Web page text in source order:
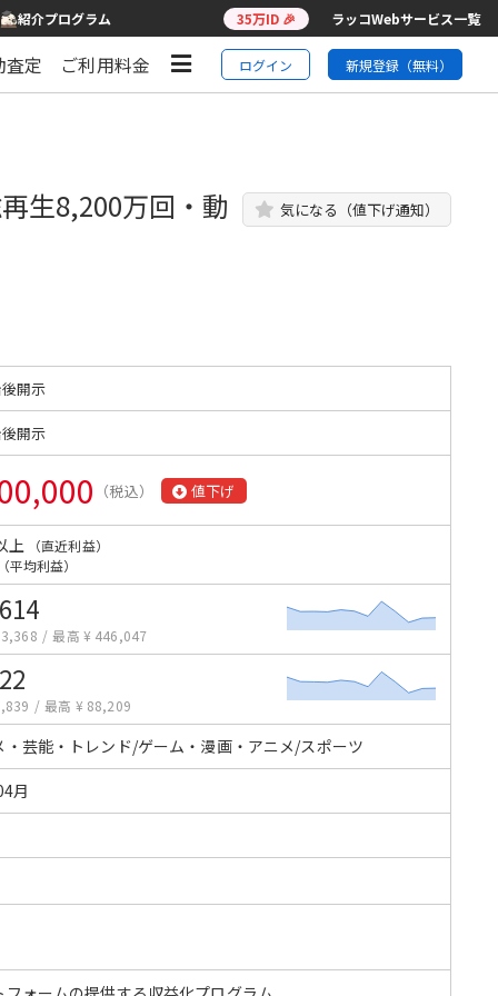
紹介プログラム 35万ID 🎉 ラッコWebサービス一覧
査定 ご利用料金 ログイン 新規登録（無料）
生8,200万回・動 気になる（値下げ通知）
開示
開示
（税込） 値下げ
上
（直近利益）
平均利益）
/ 最高 ¥ 446,047
/ 最高 ¥ 88,209
・芸能・トレンド/ゲーム・漫画・アニメ/スポーツ
月